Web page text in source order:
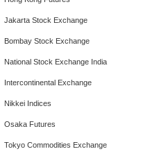
Jakarta Stock Exchange
Bombay Stock Exchange
National Stock Exchange India
Intercontinental Exchange
Nikkei Indices
Osaka Futures
Tokyo Commodities Exchange